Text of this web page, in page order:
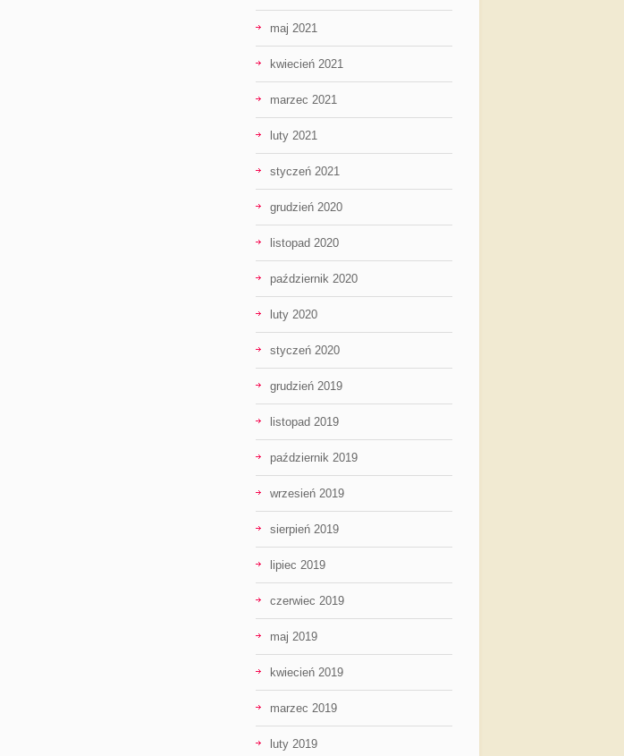
maj 2021
kwiecień 2021
marzec 2021
luty 2021
styczeń 2021
grudzień 2020
listopad 2020
październik 2020
luty 2020
styczeń 2020
grudzień 2019
listopad 2019
październik 2019
wrzesień 2019
sierpień 2019
lipiec 2019
czerwiec 2019
maj 2019
kwiecień 2019
marzec 2019
luty 2019